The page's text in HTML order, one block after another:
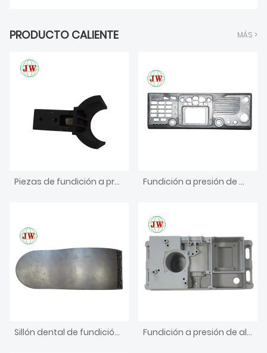
PRODUCTO CALIENTE MÁS >
Piezas de fundición a presión de aluminio para muebles agrícolas Fundición a presión de mecanizado CNC de inversión de piezas de forja en caliente de latón
Sillón dental de fundición a presión de aluminio Fundición a presión de aluminio para piezas médicas